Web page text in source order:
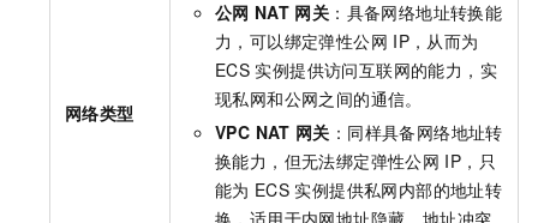
网络类型
公网 NAT 网关 ：具备网络地址转换能
力，可以绑定弹性公网 IP，从而为
ECS 实例提供访问互联网的能力，实
现私网和公网之间的通信。
VPC NAT 网关 ：同样具备网络地址转
换能力，但无法绑定弹性公网 IP，只
能为 ECS 实例提供私网内部的地址转